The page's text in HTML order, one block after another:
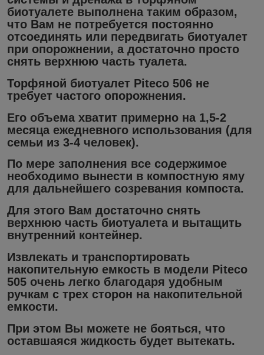
биотуалете выполнена таким образом,
что Вам не потребуется постоянно
отсоединять или передвигать биотуалет
при опорожнении, а достаточно просто
снять верхнюю часть туалета.
Торфяной биотуалет Piteco 506 не
требует частого опорожнения.
Его объема хватит примерно на 1,5-2
месяца ежедневного использования (для
семьи из 3-4 человек).
По мере заполнения все содержимое
необходимо вынести в компостную яму
для дальнейшего созревания компоста.
Для этого Вам достаточно снять
верхнюю часть биотуалета и вытащить
внутренний контейнер.
Извлекать и транспортировать
накопительную емкость в модели Piteco
505 очень легко благодаря удобным
ручкам с трех сторон на накопительной
емкости.
При этом Вы можете не бояться, что
оставшаяся жидкость будет вытекать.